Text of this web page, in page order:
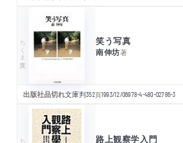
ちくま文庫 笑う写真
南伸坊著
出版社品切れ文庫判352頁1993/12/06978-4-480-02786-3
路上観察学入門